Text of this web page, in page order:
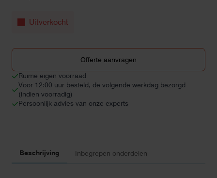
Uitverkocht
Offerte aanvragen
Ruime eigen voorraad
Voor 12:00 uur besteld, de volgende werkdag bezorgd
(indien voorradig)
Persoonlijk advies van onze experts
Beschrijving Inbegrepen onderdelen